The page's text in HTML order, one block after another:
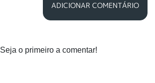
ADICIONAR COMENTÁRIO
Seja o primeiro a comentar!